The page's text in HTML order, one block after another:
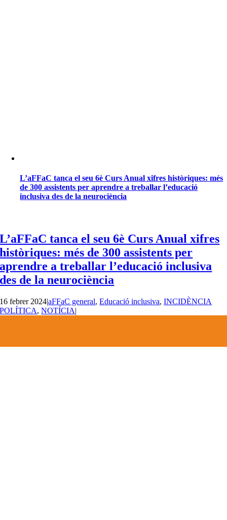
L’aFFaC tanca el seu 6è Curs Anual xifres històriques: més
de 300 assistents per aprendre a treballar l’educació
inclusiva des de la neurociència
L’aFFaC tanca el seu 6è Curs Anual xifres
històriques: més de 300 assistents per
aprendre a treballar l’educació inclusiva
des de la neurociència
16 febrer 2024|aFFaC general,Educació inclusiva,INCIDÈNCIA
POLÍTICA,NOTÍCIA|